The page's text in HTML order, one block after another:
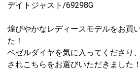
デイトジャスト/69298G
煌びやかなレディースモデルをお買
た！
ベゼルダイヤを気に入ってくださり
されこちらをお選びいただきました！